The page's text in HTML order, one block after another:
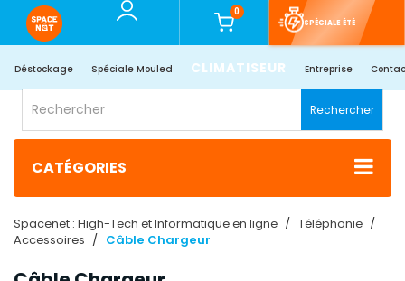
0
SPÉCIALE ÉTÉ
Déstockage Spéciale Mouled CLIMATISEUR Entreprise
Rechercher
CATÉGORIES
Spacenet : High-Tech et Informatique en ligne
Téléphonie
Accessoires
Câble Chargeur